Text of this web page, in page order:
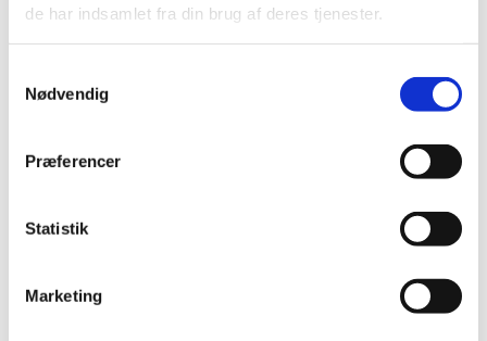
de har indsamlet fra din brug af deres tjenester.
Nødvendig
Præferencer
Statistik
Marketing
Apostolsk velsignelse
Postludium